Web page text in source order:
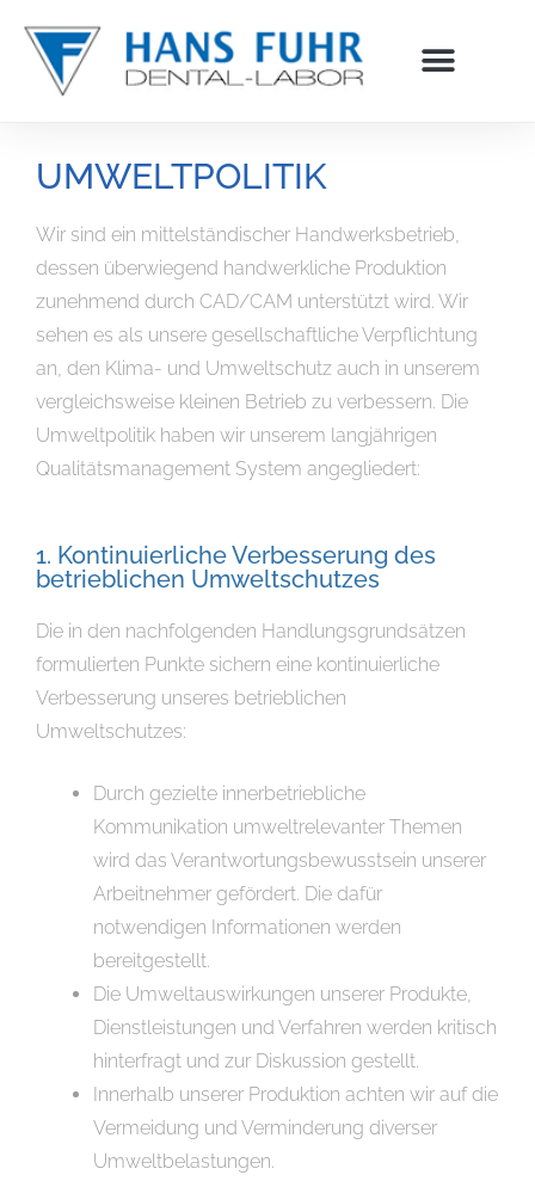
springen
UMWELTPOLITIK
Wir sind ein mittelständischer Handwerksbetrieb,
dessen überwiegend handwerkliche Produktion
zunehmend durch CAD/CAM unterstützt wird. Wir
sehen es als unsere gesellschaftliche Verpflichtung
an, den Klima- und Umweltschutz auch in unserem
vergleichsweise kleinen Betrieb zu verbessern. Die
Umweltpolitik haben wir unserem langjährigen
Qualitätsmanagement System angegliedert:
1. Kontinuierliche Verbesserung des
betrieblichen Umweltschutzes
Die in den nachfolgenden Handlungsgrundsätzen
formulierten Punkte sichern eine kontinuierliche
Verbesserung unseres betrieblichen
Umweltschutzes:
Durch gezielte innerbetriebliche
Kommunikation umweltrelevanter Themen
wird das Verantwortungsbewusstsein unserer
Arbeitnehmer gefördert. Die dafür
notwendigen Informationen werden
bereitgestellt.
Die Umweltauswirkungen unserer Produkte,
Dienstleistungen und Verfahren werden kritisch
hinterfragt und zur Diskussion gestellt.
Innerhalb unserer Produktion achten wir auf die
Vermeidung und Verminderung diverser
Umweltbelastungen.